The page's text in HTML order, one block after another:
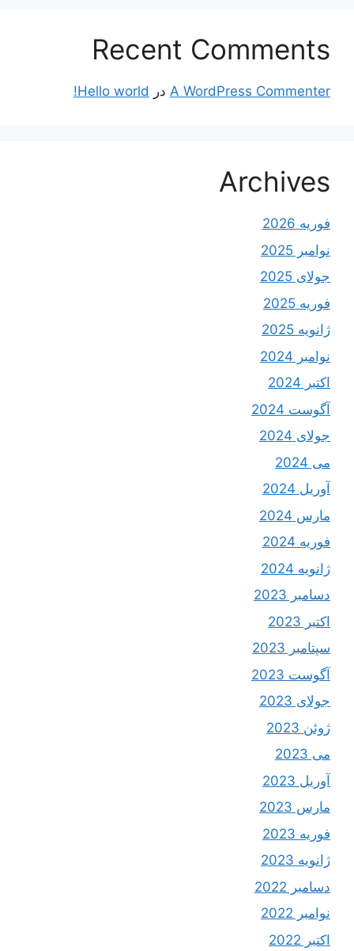
Recent Comments
A WordPress Commenter در Hello world!
Archives
فوریه 2026
نوامبر 2025
جولای 2025
فوریه 2025
ژانویه 2025
نوامبر 2024
اکتبر 2024
آگوست 2024
جولای 2024
می 2024
آوریل 2024
مارس 2024
فوریه 2024
ژانویه 2024
دسامبر 2023
اکتبر 2023
سپتامبر 2023
آگوست 2023
جولای 2023
ژوئن 2023
می 2023
آوریل 2023
مارس 2023
فوریه 2023
ژانویه 2023
دسامبر 2022
نوامبر 2022
اکتبر 2022